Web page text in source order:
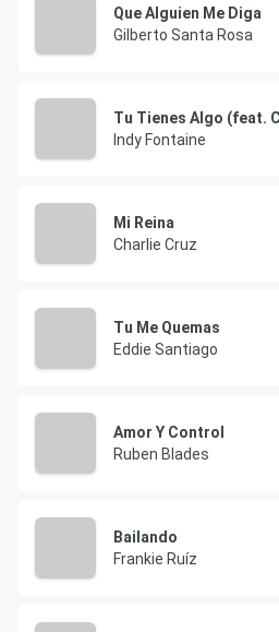
Que Alguien Me Diga
Gilberto Santa Rosa
Indy Fontaine
Mi Reina
Charlie Cruz
Tu Me Quemas
Eddie Santiago
Amor Y Control
Ruben Blades
Bailando
Frankie Ruíz